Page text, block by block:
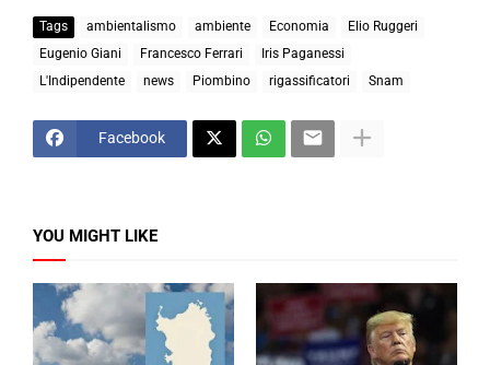
Tags ambientalismo ambiente Economia
Elio Ruggeri
Eugenio Giani
Francesco Ferrari
Iris Paganessi
L'Indipendente
news Piombino rigassificatori Snam
Facebook
YOU MIGHT LIKE